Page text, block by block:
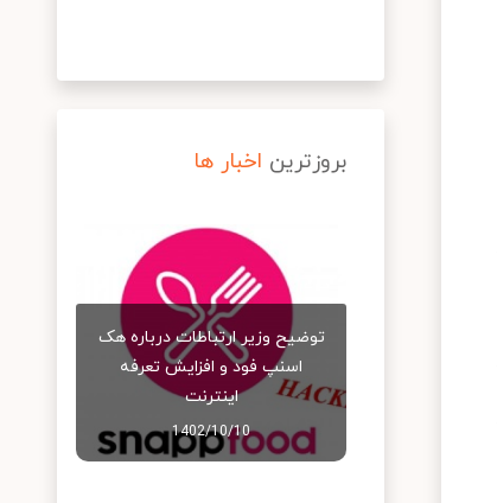
بروزترین اخبار ها
توضیح وزیر ارتباطات درباره هک
اسنپ‌ فود و افزایش تعرفه
اینترنت
1402/10/10